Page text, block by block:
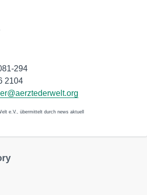
294
2104
e.V., übermittelt durch news aktuell